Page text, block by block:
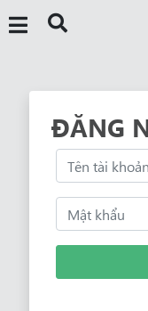
ĐĂNG